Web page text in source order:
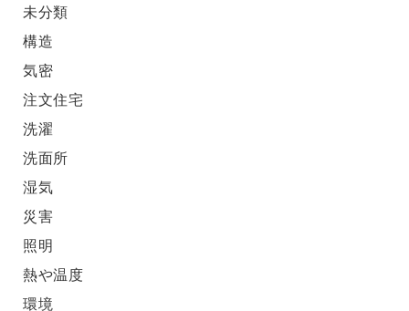
未分類
構造
気密
注文住宅
洗濯
洗面所
湿気
災害
照明
熱や温度
環境